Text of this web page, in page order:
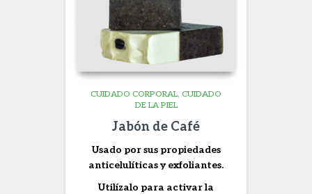
CUIDADO CORPORAL CUIDADO
DE LA PIEL
Jabón de Café
Usado por sus propiedades
anticelulíticas y exfoliantes.
Utilízalo para activar la